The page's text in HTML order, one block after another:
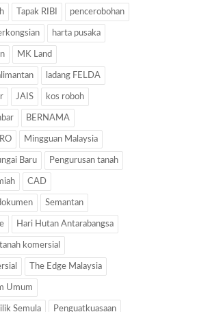
Tapak RIBI pencerobohan
harta pusaka
MK Land
ladang FELDA
JAIS kos roboh
BERNAMA
Mingguan Malaysia
Baru Pengurusan tanah
CAD
Semantan
Hari Hutan Antarabangsa
tanah komersial
The Edge Malaysia
Umum
Semula Penguatkuasaan